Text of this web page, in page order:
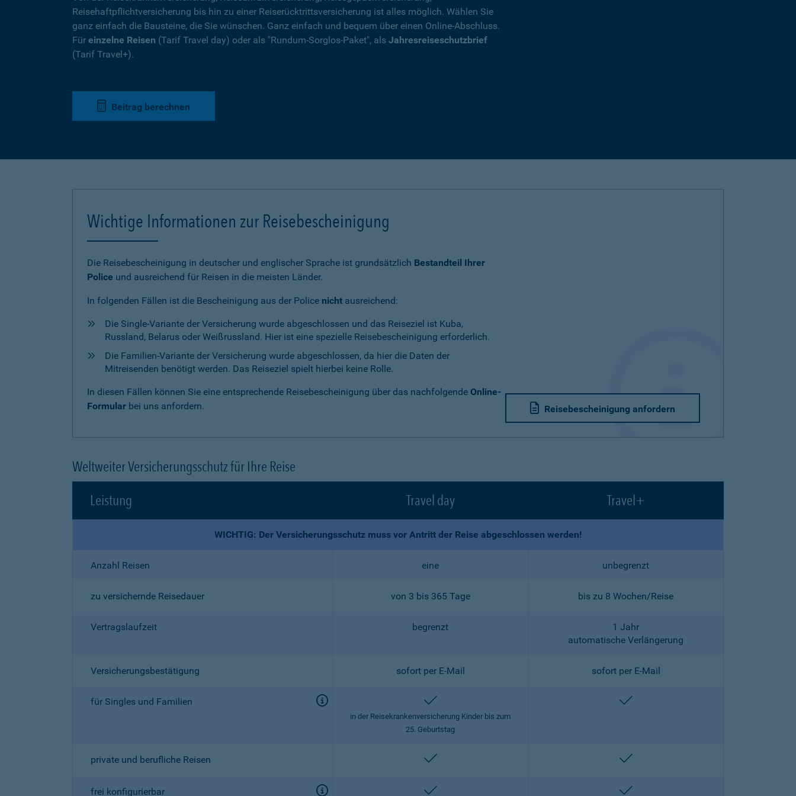
Reisehaftpflichtversicherung bis hin zu einer Reiserücktrittsversicherung ist alles möglich. Wählen Sie
ganz einfach die Bausteine, die Sie wünschen. Ganz einfach und bequem über einen Online-Abschluss.
Für einzelne Reisen (Tarif Travel day) oder als "Rundum-Sorglos-Paket", als Jahresreiseschutzbrief
(Tarif Travel+).
Beitrag berechnen
Wichtige Informationen zur Reisebescheinigung
Die Reisebescheinigung in deutscher und englischer Sprache ist grundsätzlich Bestandteil Ihrer
Police und ausreichend für Reisen in die meisten Länder.
In folgenden Fällen ist die Bescheinigung aus der Police nicht ausreichend:
Die Single-Variante der Versicherung wurde abgeschlossen und das Reiseziel ist Kuba,
Russland, Belarus oder Weißrussland. Hier ist eine spezielle Reisebescheinigung erforderlich.
Die Familien-Variante der Versicherung wurde abgeschlossen, da hier die Daten der
Mitreisenden benötigt werden. Das Reiseziel spielt hierbei keine Rolle.
In diesen Fällen können Sie eine entsprechende Reisebescheinigung über das nachfolgende Online-
Formular bei uns anfordern. Reisebescheinigung anfordern
Weltweiter Versicherungsschutz für Ihre Reise
Leistung
Travel day Travel+
WICHTIG: Der Versicherungsschutz muss vor Antritt der Reise abgeschlossen werden!
Anzahl Reisen eine unbegrenzt
zu versichernde Reisedauer von 3 bis 365 Tage bis zu 8 Wochen/Reise
Vertragslaufzeit begrenzt
1 Jahr
automatische Verlängerung
Versicherungsbestätigung sofort per E-Mail sofort per E-Mail
für Singles und Familien enthalten
in der Reisekrankenversicherung Kinder bis zum
25. Geburtstag
enthalten
private und berufliche Reisen enthalten enthalten
frei konfigurierbar enthalten enthalten